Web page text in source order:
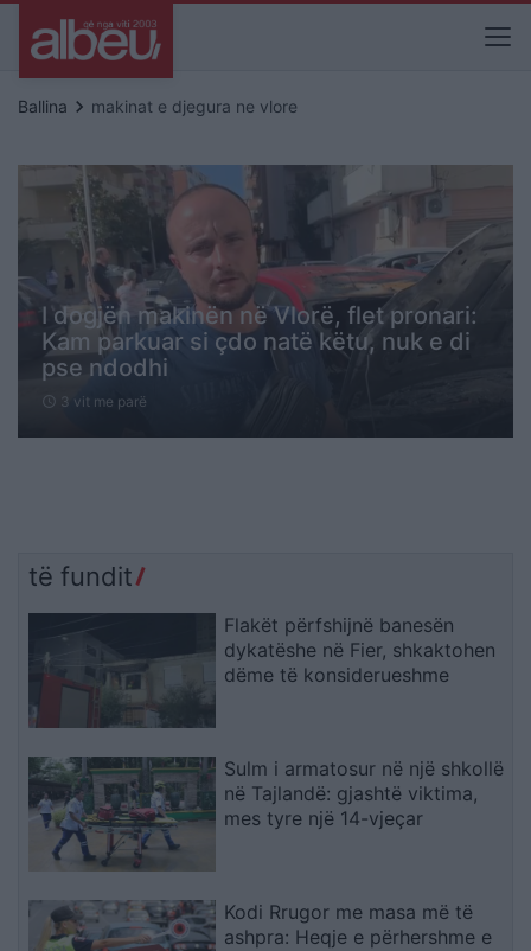
Ballina keyboard_arrow_right makinat e djegura ne vlore
I dogjën makinën në Vlorë, flet pronari:
Kam parkuar si çdo natë këtu, nuk e di
pse ndodhi
schedule 3 vit me parë
të fundit
Flakët përfshijnë banesën
dykatëshe në Fier, shkaktohen
dëme të konsiderueshme
Sulm i armatosur në një shkollë
në Tajlandë: gjashtë viktima,
mes tyre një 14-vjeçar
Kodi Rrugor me masa më të
ashpra: Heqje e përhershme e